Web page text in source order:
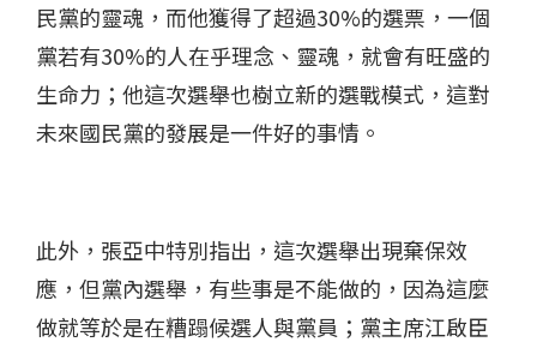
民黨的靈魂，而他獲得了超過30%的選票，一個
黨若有30%的人在乎理念、靈魂，就會有旺盛的
生命力；他這次選舉也樹立新的選戰模式，這對
未來國民黨的發展是一件好的事情。
此外，張亞中特別指出，這次選舉出現棄保效
應，但黨內選舉，有些事是不能做的，因為這麼
做就等於是在糟蹋候選人與黨員；黨主席江啟臣